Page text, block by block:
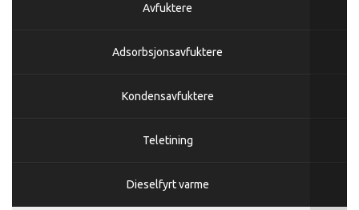
Avfuktere
Adsorbsjonsavfuktere
Kondensavfuktere
Teletining
Dieselfyrt varme